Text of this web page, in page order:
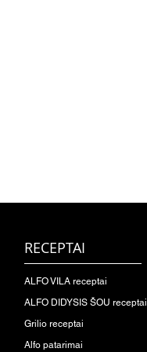
RECEPTAI
ALFO VILA receptai
ALFO DIDYSIS ŠOU receptai
Grilio receptai
Alfo patarimai